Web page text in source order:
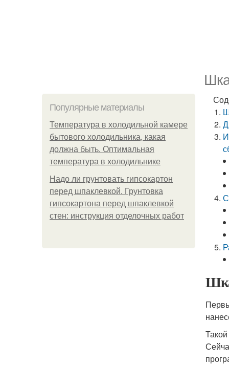
Популярные материалы
Температура в холодильной камере
бытового холодильника, какая
должна быть. Оптимальная
температура в холодильнике
Надо ли грунтовать гипсокартон
перед шпаклевкой. Грунтовка
гипсокартона перед шпаклевкой
стен: инструкция отделочных работ